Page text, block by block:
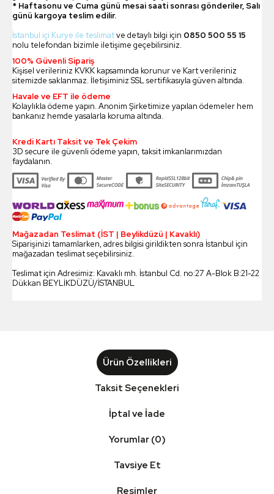
* Haftasonu ve Cuma günü mesai saati sonrası gönderiler, Salı
günü kargoya teslim edilir.
İstanbul içi Kurye ile teslimatve detaylı bilgi için 0850 500 55 15
nolu telefondan bizimle iletişime geçebilirsiniz.
100% Güvenli Sipariş
Kişisel verileriniz KVKK kapsamında korunur ve Kart verileriniz
sitemizde saklanmaz. İletişiminiz SSL sertifikasıyla güven altında.
Havale ve EFT ile ödeme
Kolaylıkla ödeme yapın. Anonim Şirketimize yapılan ödemeler hem
bankanız hemde yasalarla koruma altında.
Kredi Kartı Taksit ve Tek Çekim
3D secure ile güvenli ödeme yapın, taksit imkanlarımızdan
faydalanın.
Mağazadan Teslimat (İST | Beylikdüzü | Kavaklı)
Siparişinizi tamamlarken, adres bilgisi girildikten sonra İstanbul için
mağazadan teslimat seçebilirsiniz.
Teslimat için Adresimiz: Kavaklı mh. İstanbul Cd. no:27 A-Blok B:21-22
Dükkan BEYLİKDÜZÜ/İSTANBUL
Ürün Özellikleri
Taksit Seçenekleri
İptal ve İade
Yorumlar (0)
Tavsiye Et
Resimler